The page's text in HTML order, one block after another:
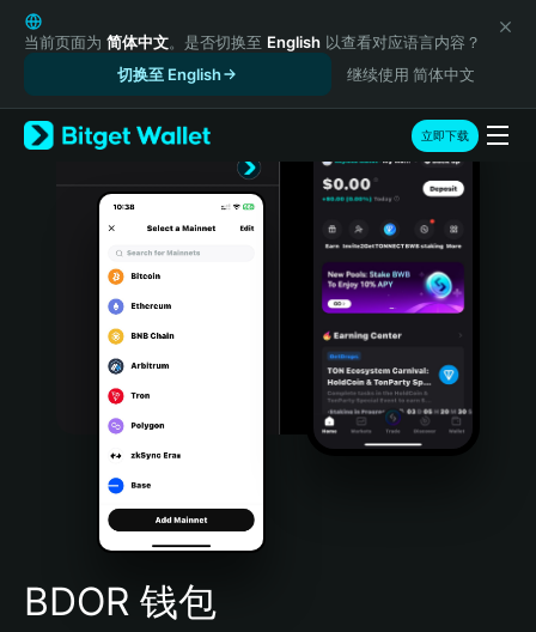
English
日本語
Русский
Español (Latinoamérica)
Türkçe
Português (Portugal)
Bahasa Indonesia
Português (Brasil)
Español (Argentina)
当前页面为 简体中文。是否切换至 English 以查看对应语言内容？
切换至 English
继续使用 简体中文
立即下载
BDOR 钱包